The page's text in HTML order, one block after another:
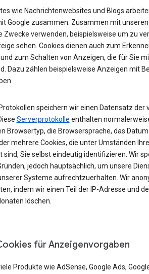
wie Nachrichtenwebsites und Blogs
Google zusammen. Zusammen mit
Zwecke verwenden, beispielsweise um zu
sehen. Cookies dienen auch zum
zum Schalten von Anzeigen, die für Sie
Dazu zählen beispielsweise Anzeigen mit
speichern wir einen Datensatz der
Serverprotokolle enthalten
Browsertyp, die Browsersprache, das
mehrere Cookies, die unter Umständen
sind, Sie selbst eindeutig identifizieren. Wir
jedoch hauptsächlich, um unsere
Systeme aufrechtzuerhalten. Wir
indem wir einen Teil der IP-Adresse und
löschen.
für Anzeigenvorgaben
Produkte wie AdSense, Google Ads,